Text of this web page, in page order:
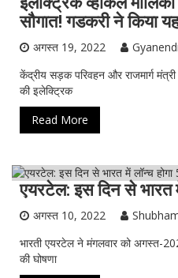
सौगात! गडकरी ने क‍िया
अगस्त 19, 2022
केंद्रीय सड़क परिवहन और राजमार्ग
की इलेक्ट्रिक
Read More
टेक्नोलॉजी ताजा ख़बर
एयरटेल: इस दिन से भारत
अगस्त 10, 2022
भारती एयरटेल ने मंगलवार को अगस्त-
की घोषणा